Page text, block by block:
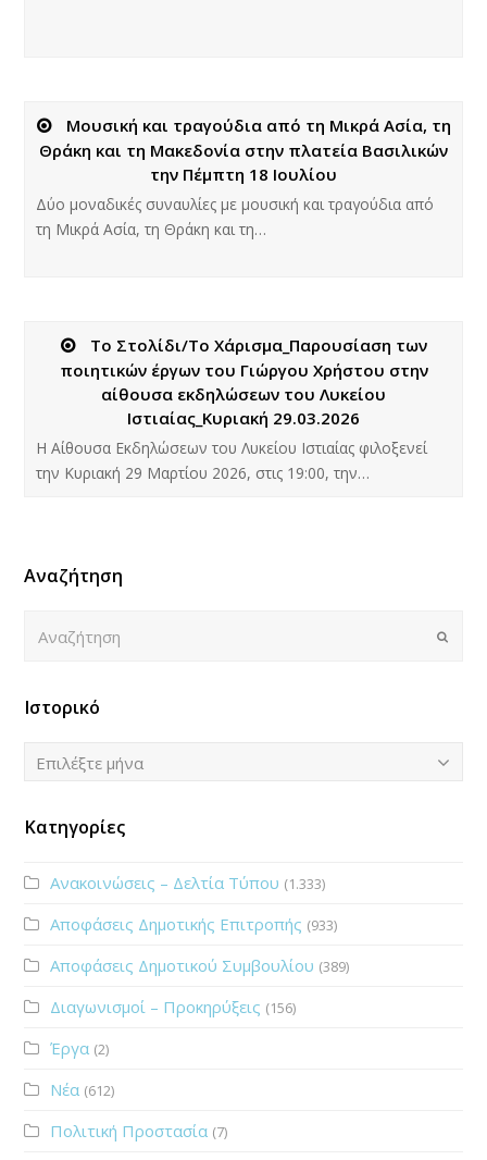
Mουσική και τραγούδια από τη Μικρά Ασία, τη
Θράκη και τη Μακεδονία στην πλατεία Βασιλικών
την Πέμπτη 18 Ιουλίου
Δύο μοναδικές συναυλίες με μουσική και τραγούδια από
τη Μικρά Ασία, τη Θράκη και τη…
Το Στολίδι/Το Χάρισμα_Παρουσίαση των
ποιητικών έργων του Γιώργου Χρήστου στην
αίθουσα εκδηλώσεων του Λυκείου
Ιστιαίας_Κυριακή 29.03.2026
Η Αίθουσα Εκδηλώσεων του Λυκείου Ιστιαίας φιλοξενεί
την Κυριακή 29 Μαρτίου 2026, στις 19:00, την…
Αναζήτηση
Submit
Ιστορικό
Ιστορικό
Επιλέξτε μήνα
Κατηγορίες
Ανακοινώσεις – Δελτία Τύπου (1.333)
Αποφάσεις Δημοτικής Επιτροπής (933)
Αποφάσεις Δημοτικού Συμβουλίου (389)
Διαγωνισμοί – Προκηρύξεις (156)
Έργα (2)
Νέα (612)
Πολιτική Προστασία (7)